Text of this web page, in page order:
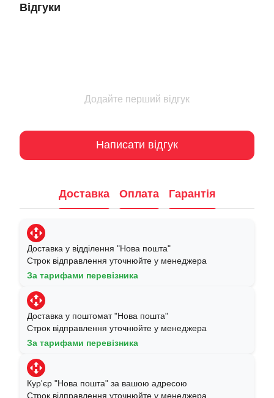
Відгуки
Додайте перший відгук
Написати відгук
Доставка Оплата Гарантія
Доставка у відділення "Нова пошта"
Строк відправлення уточнюйте у менеджера
За тарифами перевізника
Доставка у поштомат "Нова пошта"
Строк відправлення уточнюйте у менеджера
За тарифами перевізника
Кур'єр "Нова пошта" за вашою адресою
Строк відправлення уточнюйте у менеджера